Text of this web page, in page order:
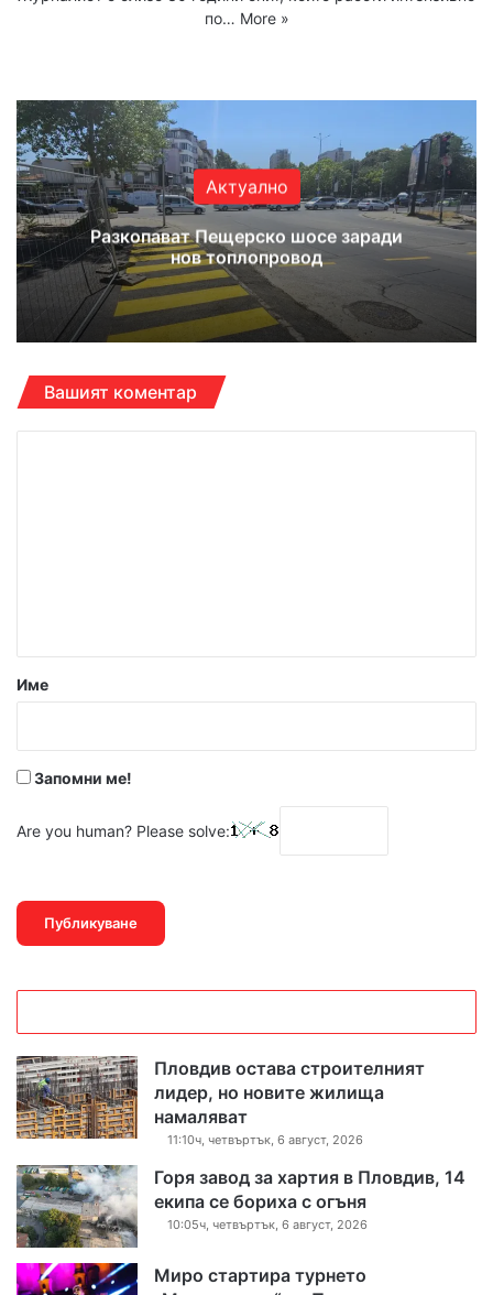
по… More »
te bo
ub ra
m
Актуално
Разкопават Пещерско шосе заради
нов топлопровод
Вашият коментар
р
Име
Запомни ме!
Are you human? Please solve:
Пловдив остава строителният
лидер, но новите жилища
намаляват
11:10ч, четвъртък, 6 август, 2026
Горя завод за хартия в Пловдив, 14
екипа се бориха с огъня
10:05ч, четвъртък, 6 август, 2026
Миро стартира турнето